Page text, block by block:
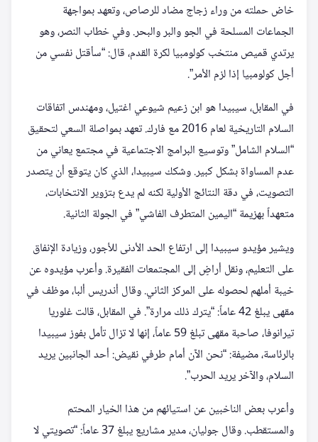
خاض حملته من وراء زجاج مضاد للرصاص، وتعهد بمواجهة
الجماعات المسلحة في الجو والبر والبحر. وفي خطاب النصر، وهو
يرتدي قميص منتخب كولومبيا لكرة القدم، قال: “سأقتل نفسي من
أجل كولومبيا إذا لزم الأمر”.
في المقابل، سيبيدا هو ابن زعيم شيوعي اغتيل، ومهندس اتفاقات
السلام التاريخية لعام 2016 مع فارك. تعهد بمواصلة السعي لتحقيق
“السلام الشامل” وتوسيع البرامج الاجتماعية في مجتمع يعاني من
عدم المساواة بشكل كبير. وشكك سيبيدا، الذي كان يتوقع أن يتصدر
التصويت، في دقة النتائج الأولية لكنه لم يدع بتزوير الانتخابات،
متعهداً بهزيمة “اليمين المتطرف الفاشي” في الجولة الثانية.
ويشير مؤيدو سيبيدا إلى ارتفاع الحد الأدنى للأجور، وزيادة الإنفاق
على التعليم، ونقل أراضٍ إلى المجتمعات الفقيرة. وأعرب مؤيدوه عن
خيبة أملهم لحصوله على المركز الثاني. وقال أندريس ألبا، موظف في
مقهى يبلغ 42 عاماً: “يترك ذلك مرارة”. في المقابل، قالت غلوريا
تيرانوفا، صاحبة مقهى تبلغ 59 عاماً، إنها لا تزال تأمل بفوز سيبيدا
بالرئاسة، مضيفة: “نحن الآن أمام طرفي نقيض: أحد الجانبين يريد
السلام، والآخر يريد الحرب”.
وأعرب بعض الناخبين عن استيائهم من هذا الخيار المحتم
والمستقطب. وقال جوليان، مدير مشاريع يبلغ 37 عاماً: “تصويتي لا